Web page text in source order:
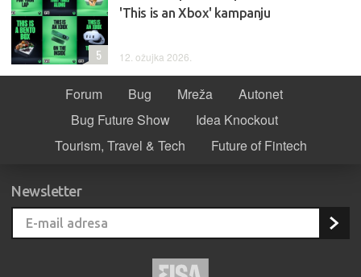
'This is an Xbox' kampanju
12. ožujka 2026.
5
Forum Bug Mreža
Autonet
Bug Future Show
Idea Knockout
Tourism, Travel & Tech
Future of Fintech
Newsletter